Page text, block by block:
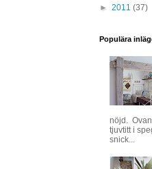
► 2011 (37)
Populära
nöjd.
tjuvtitt i
snick...